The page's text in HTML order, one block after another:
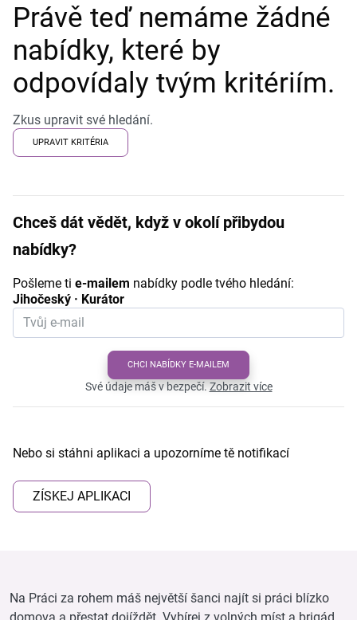
Právě teď nemáme žádné
nabídky, které by
odpovídaly tvým kritériím.
Zkus upravit své hledání.
UPRAVIT KRITÉRIA
Chceš dát vědět, když v okolí přibydou
nabídky?
Pošleme ti e-mailem nabídky podle tvého hledání:
Jihočeský · Kurátor
CHCI NABÍDKY E-MAILEM
Své údaje máš v bezpečí.Zobrazit více
Nebo si stáhni aplikaci a upozorníme tě notifikací
ZÍSKEJ APLIKACI
Na Práci za rohem máš největší šanci najít si práci blízko
domova a přestat dojíždět. Vybírej z volných míst a brigád